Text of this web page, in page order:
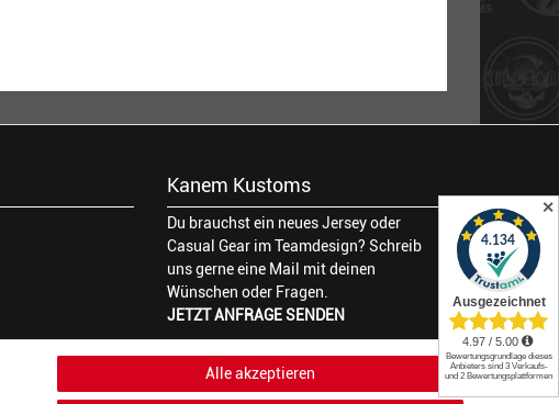
Kanem Kustoms
Du brauchst ein neues Jersey oder
Casual Gear im Teamdesign? Schreib
uns gerne eine Mail mit deinen
Wünschen oder Fragen.
JETZT ANFRAGE SENDEN
Alle akzeptieren
✕